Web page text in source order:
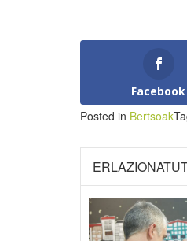
Facebook
Posted in Bertsoak